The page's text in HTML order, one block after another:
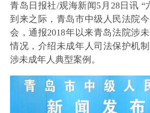
青岛日报社/观海新闻5月28日讯 “
到来之际，青岛市中级人民法院
会，通报2018年以来青岛法院涉
情况，介绍未成年人司法保护机
涉未成年人典型案例。